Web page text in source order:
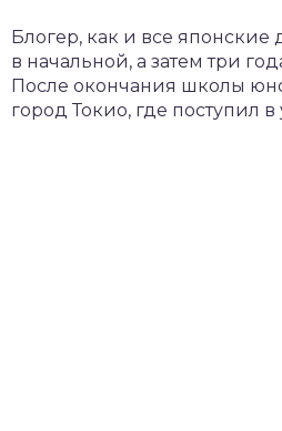
Блогер, как и все японские
в начальной, а затем три
После окончания школы
город Токио, где поступил в